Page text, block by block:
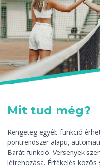
Mit tud még?
Rengeteg egyéb funkció
pontrendszer alapú,
Barát funkció. Versenyek
létrehozása. Értékelés